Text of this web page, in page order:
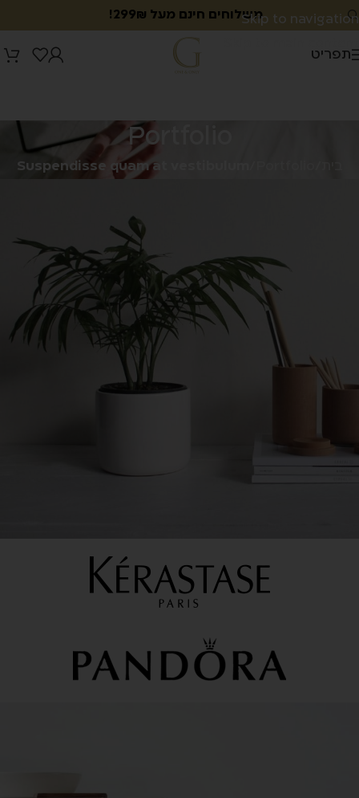
Skip to navigationמשלוחים חינם מעל 299₪!
תפריט
Portfolio
Suspendisse quam at vestibulum